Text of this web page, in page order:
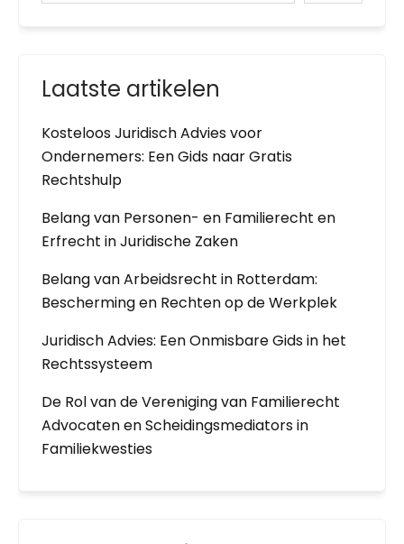
Laatste artikelen
Kosteloos Juridisch Advies voor
Ondernemers: Een Gids naar Gratis
Rechtshulp
Belang van Personen- en Familierecht en
Erfrecht in Juridische Zaken
Belang van Arbeidsrecht in Rotterdam:
Bescherming en Rechten op de Werkplek
Juridisch Advies: Een Onmisbare Gids in het
Rechtssysteem
De Rol van de Vereniging van Familierecht
Advocaten en Scheidingsmediators in
Familiekwesties